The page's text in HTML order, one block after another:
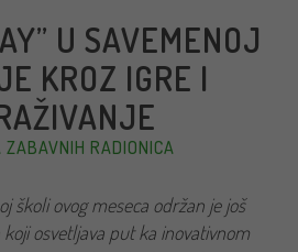
U SAVEMENOJ
KROZ IGRE I
ZABAVNIH RADIONICA
školi ovog meseca održan je još
osvetljava put ka inovativnom